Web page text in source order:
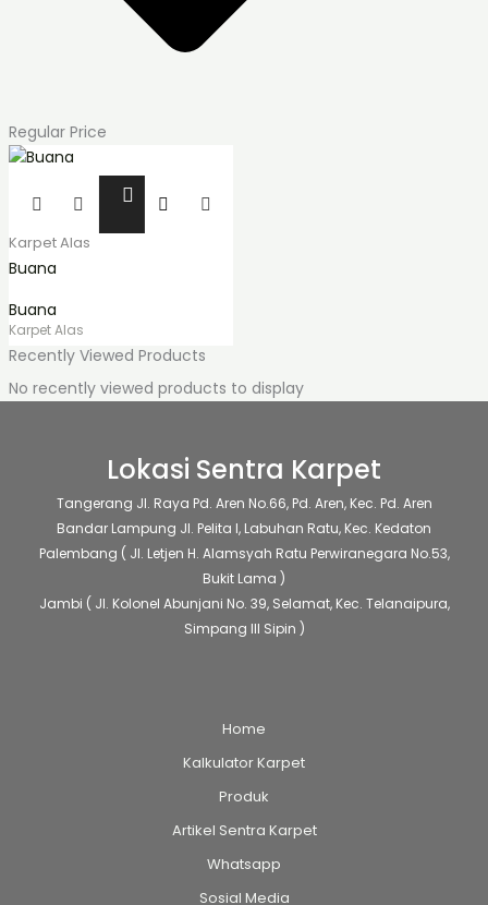
Regular Price
memiliki
beberapa
Pilihan
ini
dapat
diambil
Karpet Alas
Buana
Buana
Karpet Alas
Recently Viewed Products
No recently viewed products to display
Lokasi Sentra Karpet
Tangerang Jl. Raya Pd. Aren No.66, Pd. Aren, Kec. Pd. Aren
Bandar Lampung Jl. Pelita I, Labuhan Ratu, Kec. Kedaton
Palembang ( Jl. Letjen H. Alamsyah Ratu Perwiranegara No.53,
Bukit Lama )
Jambi ( Jl. Kolonel Abunjani No. 39, Selamat, Kec. Telanaipura,
Simpang III Sipin )
Home
Kalkulator Karpet
Produk
Artikel Sentra Karpet
Whatsapp
Sosial Media